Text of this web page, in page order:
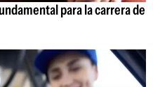
para la carrera de